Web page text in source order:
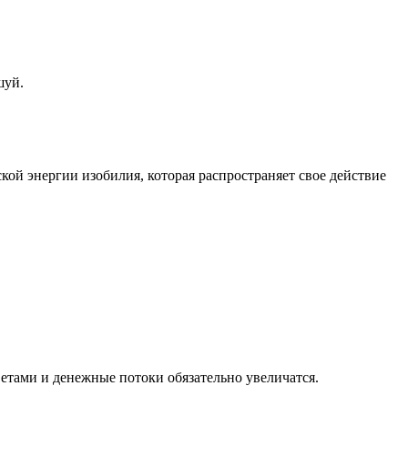
энергии изобилия, которая распространяет свое действие
и денежные потоки обязательно увеличатся.